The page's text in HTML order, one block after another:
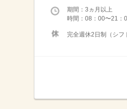
期間：3ヵ月以上
時間：08：00〜21
完全週休2日制（シ